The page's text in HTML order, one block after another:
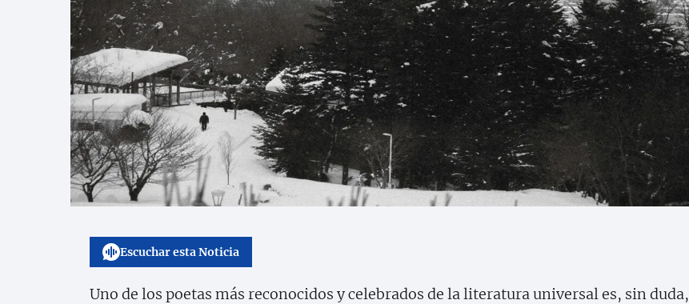
Escuchar esta Noticia
Uno de los poetas más reconocidos y celebrados de la literatura universal es, sin duda,